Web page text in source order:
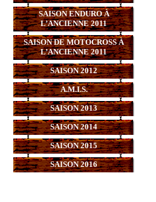
SAISON ENDURO À
L’ANCIENNE 2011
SAISON DE MOTOCROSS À
L’ANCIENNE 2011
SAISON 2012
A.M.I.S.
SAISON 2013
SAISON 2014
SAISON 2015
SAISON 2016